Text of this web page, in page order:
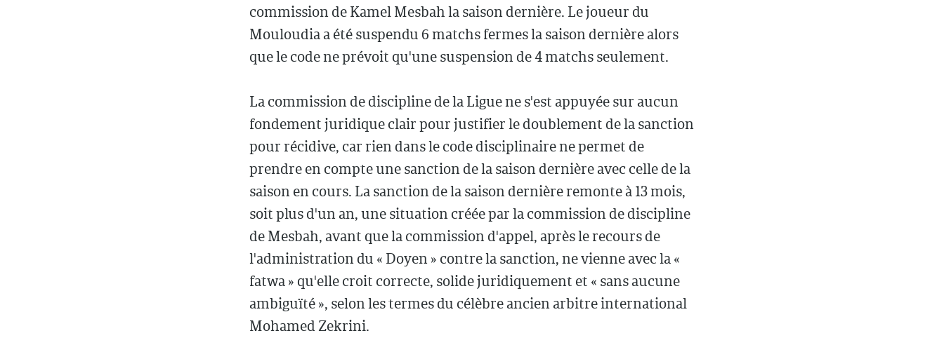
commission de Kamel Mesbah la saison dernière. Le joueur du
Mouloudia a été suspendu 6 matchs fermes la saison dernière alors
que le code ne prévoit qu'une suspension de 4 matchs seulement.
La commission de discipline de la Ligue ne s'est appuyée sur aucun
fondement juridique clair pour justifier le doublement de la sanction
pour récidive, car rien dans le code disciplinaire ne permet de
prendre en compte une sanction de la saison dernière avec celle de la
saison en cours. La sanction de la saison dernière remonte à 13 mois,
soit plus d'un an, une situation créée par la commission de discipline
de Mesbah, avant que la commission d'appel, après le recours de
l'administration du « Doyen » contre la sanction, ne vienne avec la «
fatwa » qu'elle croit correcte, solide juridiquement et « sans aucune
ambiguïté », selon les termes du célèbre ancien arbitre international
Mohamed Zekrini.